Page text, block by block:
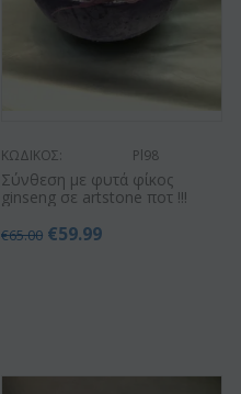
ΚΩΔΙΚΟΣ: Pl98
Σύνθεση με φυτά φίκος
ginseng σε artstone ποτ !!!
€65.00 €59.99